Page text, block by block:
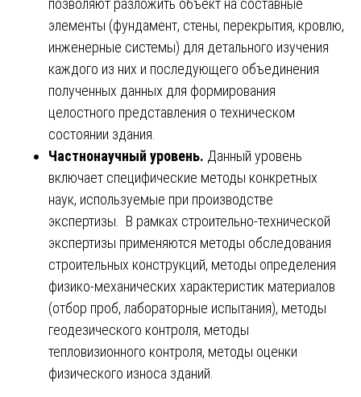
позволяют разложить объект на составные
элементы (фундамент, стены, перекрытия, кровлю,
инженерные системы) для детального изучения
каждого из них и последующего объединения
полученных данных для формирования
целостного представления о техническом
состоянии здания.
Частнонаучный уровень. Данный уровень
включает специфические методы конкретных
наук, используемые при производстве
экспертизы. В рамках строительно-технической
экспертизы применяются методы обследования
строительных конструкций, методы определения
физико-механических характеристик материалов
(отбор проб, лабораторные испытания), методы
геодезического контроля, методы
тепловизионного контроля, методы оценки
физического износа зданий.